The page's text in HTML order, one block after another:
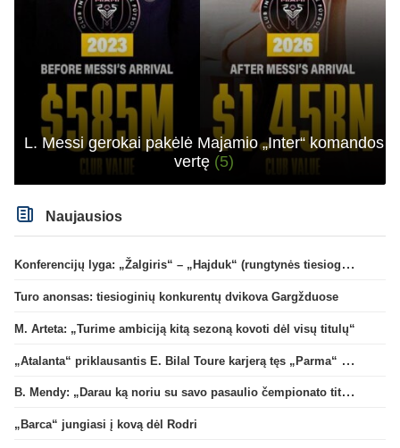
L. Messi gerokai pakėlė Majamio „Inter“ komandos
vertę (5)
Naujausios
Konferencijų lyga: „Žalgiris“ – „Hajduk“ (rungtynės tiesiogiai)
Turo anonsas: tiesioginių konkurentų dvikova Gargžduose
M. Arteta: „Turime ambiciją kitą sezoną kovoti dėl visų titulų“
„Atalanta“ priklausantis E. Bilal Toure karjerą tęs „Parma“ gretose
B. Mendy: „Darau ką noriu su savo pasaulio čempionato titulu“
„Barca“ jungiasi į kovą dėl Rodri